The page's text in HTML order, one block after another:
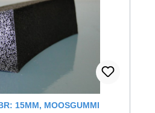
15MM, MOOSGUMMI